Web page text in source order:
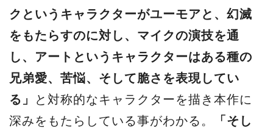
クというキャラクターがユーモアと、幻滅
をもたらすのに対し、マイクの演技を通
し、アートというキャラクターはある種の
兄弟愛、苦悩、そして脆さを表現してい
る」
と対称的なキャラクターを描き本作に
深みをもたらしている事がわかる。
「そし